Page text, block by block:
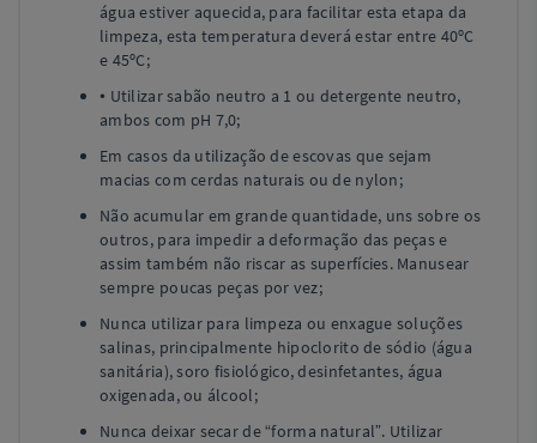
água estiver aquecida, para facilitar esta etapa da
limpeza, esta temperatura deverá estar entre 40ºC
e 45ºC;
• Utilizar sabão neutro a 1 ou detergente neutro,
ambos com pH 7,0;
Em casos da utilização de escovas que sejam
macias com cerdas naturais ou de nylon;
Não acumular em grande quantidade, uns sobre os
outros, para impedir a deformação das peças e
assim também não riscar as superfícies. Manusear
sempre poucas peças por vez;
Nunca utilizar para limpeza ou enxague soluções
salinas, principalmente hipoclorito de sódio (água
sanitária), soro fisiológico, desinfetantes, água
oxigenada, ou álcool;
Nunca deixar secar de “forma natural”. Utilizar